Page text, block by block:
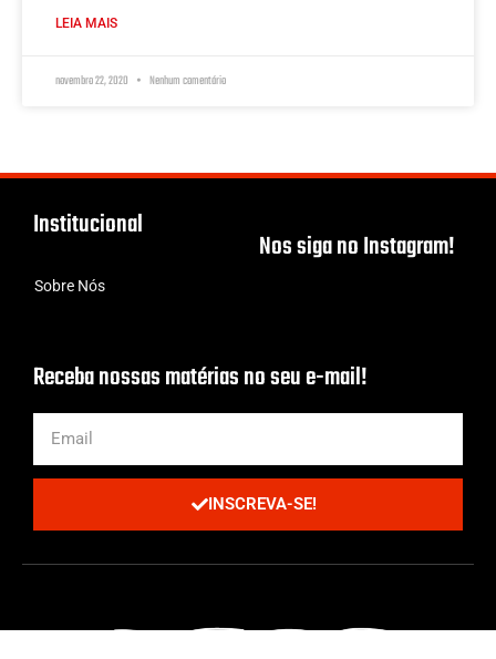
LEIA MAIS
novembro 22, 2020 Nenhum comentário
Institucional
Sobre Nós
Nos siga no Instagram!
Receba nossas matérias no seu e-mail!
INSCREVA-SE!